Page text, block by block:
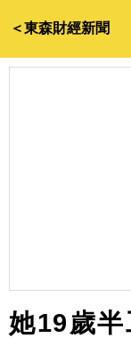
＜東森財經新聞
她19歲